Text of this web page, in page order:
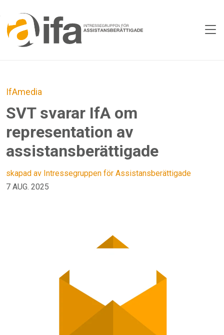
Skip to main content
IfAmedia
SVT svarar IfA om
representation av
assistansberättigade
skapad av Intressegruppen för Assistansberättigade
7 AUG. 2025